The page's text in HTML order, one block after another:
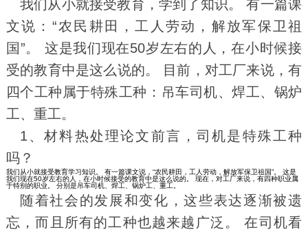
我们从小就接受教育，学到了知识。 有一篇课
文说：“农民耕田，工人劳动，解放军保卫祖
国”。 这是我们现在50岁左右的人，在小时候接
受的教育中是这么说的。 目前，对工厂来说，有
四个工种属于特殊工种：吊车司机、焊工、锅炉
工、重工。
1、材料热处理论文前言，司机是特殊工种
吗？
我们从小就接受教育学习知识。 有一篇课文说，“农民耕田，工人劳动，解放军保卫祖国”。 这是
我们现在50岁左右的人，在小时候接受的教育中是这么说的。 现在，对工厂来说，有四种职业属
于特别的职业。 分别是吊车司机、焊工、锅炉工、重工。
随着社会的发展和变化，这些表达逐渐被遗
忘，而且所有的工种也越来越广泛。 在司机看